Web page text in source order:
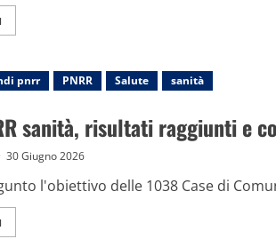
informazioni
domani
dazio
Ue
3
euro
mini-
pacchi
da
paesi
extra-
pnrr PNRR Salute sanità
sanità, risultati raggiunti e
30 Giugno 2026
l'obiettivo delle 1038 Case di
informazioni